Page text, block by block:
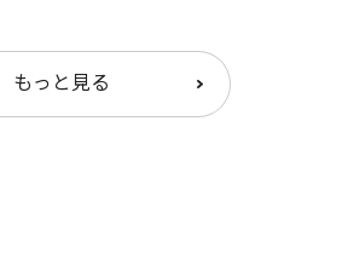
もっと見る